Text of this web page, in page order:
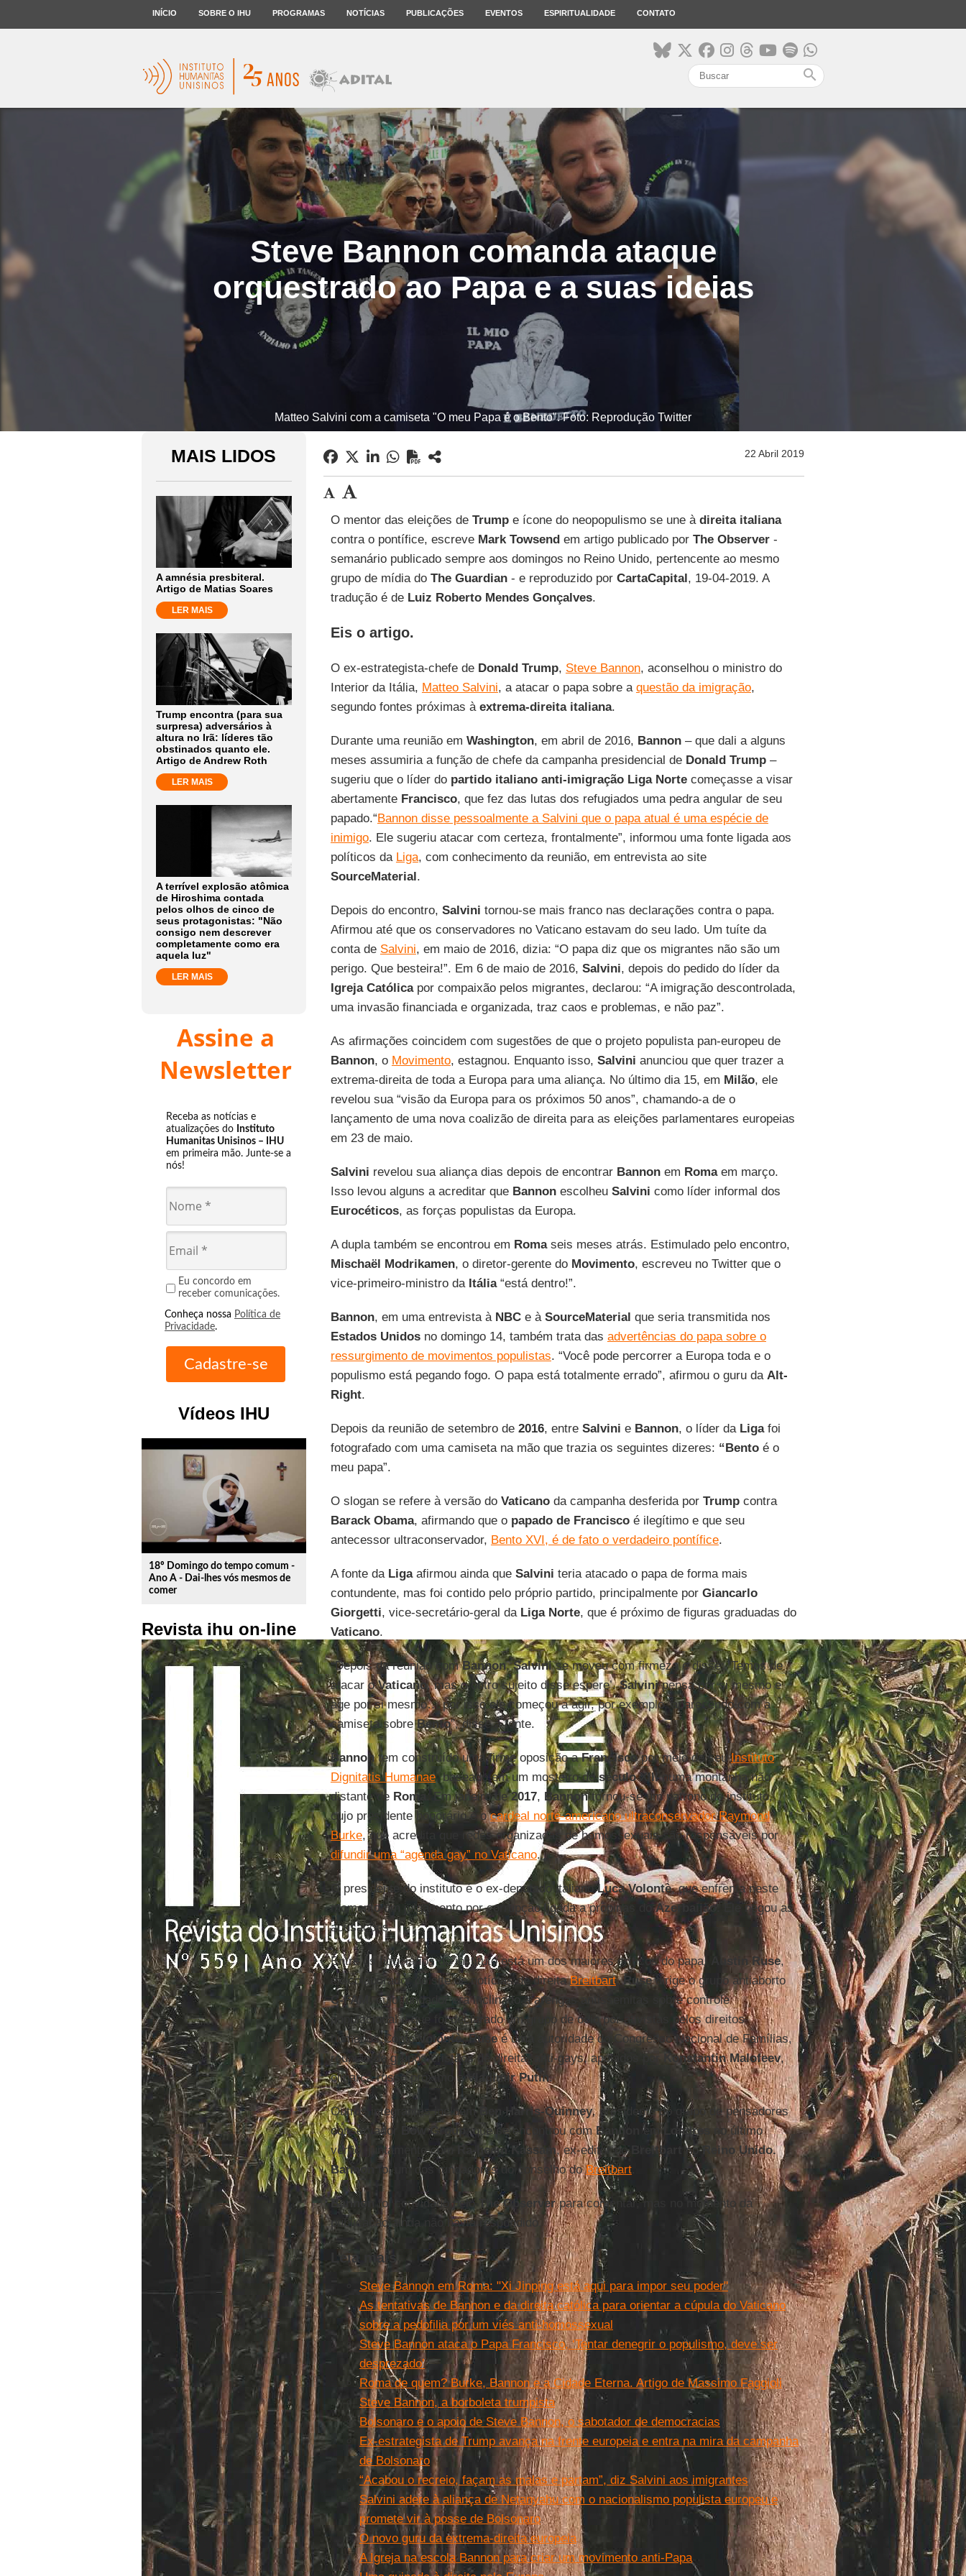
INÍCIO SOBRE O IHU PROGRAMAS NOTÍCIAS PUBLICAÇÕES EVENTOS ESPIRITUALIDADE CONTATO
search
Steve Bannon comanda ataque
orquestrado ao Papa e a suas ideias
Matteo Salvini com a camiseta "O meu Papa é o Bento". Foto: Reprodução Twitter
MAIS LIDOS
A amnésia presbiteral.
Artigo de Matias Soares
LER MAIS
Trump encontra (para sua
surpresa) adversários à
altura no Irã: líderes tão
obstinados quanto ele.
Artigo de Andrew Roth
LER MAIS
A terrível explosão atômica
de Hiroshima contada
pelos olhos de cinco de
seus protagonistas: "Não
consigo nem descrever
completamente como era
aquela luz"
LER MAIS
Assine a
Newsletter
Receba as notícias e
atualizações do Instituto
Humanitas Unisinos – IHU
em primeira mão. Junte-se a
nós!
Eu concordo em
receber comunicações.
Conheça nossa Política de
Privacidade.
Vídeos IHU
play_circle_outline
18º Domingo do tempo comum -
Ano A - Dai-lhes vós mesmos de
comer
Revista ihu on-line
22 Abril 2019
O mentor das eleições de Trumpe ícone do neopopulismo se une à direita italiana
contra o pontífice, escreve Mark Towsendem artigo publicado por The Observer-
semanário publicado sempre aos domingos no Reino Unido, pertencente ao mesmo
grupo de mídia do The Guardian- e reproduzido por CartaCapital, 19-04-2019. A
tradução é de Luiz Roberto Mendes Gonçalves.
Eis o artigo.
O ex-estrategista-chefe de Donald Trump, Steve Bannon, aconselhou o ministro do
Interior da Itália, Matteo Salvini, a atacar o papa sobre a questão da imigração,
segundo fontes próximas à extrema-direita italiana.
Durante uma reunião em Washington, em abril de 2016, Bannon– que dali a alguns
meses assumiria a função de chefe da campanha presidencial de Donald Trump–
sugeriu que o líder dopartido italiano anti-imigração Liga Nortecomeçasse a visar
abertamente Francisco, que fez das lutas dos refugiados uma pedra angular de seu
papado.“Bannon disse pessoalmente a Salvini que o papa atual é uma espécie de
inimigo. Ele sugeriu atacar com certeza, frontalmente”, informou uma fonte ligada aos
políticos da Liga, com conhecimento da reunião, em entrevista ao site
SourceMaterial.
Depois do encontro, Salvini tornou-se mais franco nas declarações contra o papa.
Afirmou até que os conservadores no Vaticano estavam do seu lado. Um tuíte da
conta de Salvini, em maio de 2016, dizia: “O papa diz que os migrantes não são um
perigo. Que besteira!”. Em 6 de maio de 2016, Salvini, depois do pedido do líder da
Igreja Católicapor compaixão pelos migrantes, declarou: “A imigração descontrolada,
uma invasão financiada e organizada, traz caos e problemas, e não paz”.
As afirmações coincidem com sugestões de que o projeto populista pan-europeu de
Bannon, o Movimento, estagnou. Enquanto isso, Salvini anunciou que quer trazer a
extrema-direita de toda a Europa para uma aliança. No último dia 15, em Milão, ele
revelou sua “visão da Europa para os próximos 50 anos”, chamando-a de o
lançamento de uma nova coalizão de direita para as eleições parlamentares europeias
em 23 de maio.
Salvini revelou sua aliança dias depois de encontrar Bannonem Romaem março.
Isso levou alguns a acreditar que Bannonescolheu Salvini como líder informal dos
Eurocéticos, as forças populistas da Europa.
A dupla também se encontrou em Romaseis meses atrás. Estimulado pelo encontro,
Mischaël Modrikamen, o diretor-gerente do Movimento, escreveu no Twitter que o
vice-primeiro-ministro da Itália“está dentro!”.
Bannon, em uma entrevista à NBCe à SourceMaterial que seria transmitida nos
Estados Unidosno domingo 14, também trata das advertências do papa sobre o
ressurgimento de movimentos populistas. “Você pode percorrer a Europa toda e o
populismo está pegando fogo. O papa está totalmente errado”, afirmou o guru da Alt-
Right.
Depois da reunião de setembro de 2016, entre Salvini e Bannon, o líder da Ligafoi
fotografado com uma camiseta na mão que trazia os seguintes dizeres: “Bentoé o
meu papa”.
O slogan se refere à versão do Vaticanoda campanha desferida por Trumpcontra
Barack Obama, afirmando que o papado de Franciscoé ilegítimo e que seu
antecessor ultraconservador, Bento XVI, é de fato o verdadeiro pontífice.
A fonte da Ligaafirmou ainda que Salvini teria atacado o papa de forma mais
contundente, mas foi contido pelo próprio partido, principalmente por Giancarlo
Giorgetti, vice-secretário-geral da Liga Norte, que é próximo de figuras graduadas do
Vaticano.
“Depois da reunião comBannon,Salvinise moveu com firmeza e disse: ‘Temos de
atacar oVaticano, mas o outro sujeito disse espere’.Salvinipensa por si mesmo e
age por si mesmo… por isso ele começou a agir, por exemplo, aparecendo com a
camiseta sobreBento”, disse a fonte.
Bannontem construído uma firme oposição aFranciscopor meio de seuInstituto
Dignitatis Humanae, baseado em um mosteiro doséculo XIIInuma montanha não
distante de Roma . Em janeiro de2017, Bannontornou-se um patrono do instituto,
cujo presidente honorário é ocardeal norte-americano ultraconservador Raymond
Burke, que acredita que redes organizadas de homossexuais são responsáveis por
difundir uma “agenda gay” no Vaticano.
O presidente do instituto é o ex-deputado italianoLuca Volontè, que enfrenta neste
momento um julgamento por corrupção ligada a propinas doAzerbaijão.
Ele negou as
acusações.
Entre os fiduciários do instituto está um dos maiores críticos do papa, Austin Ruse,
ex-colaborador do site de notícias de direitaBreitbart. Rusedirige o grupo antiaborto
C-FAM
, cujo fundador era inclinado a arengas antissemitas sobre controle
populacional e que foi declarado um grupo de ódio por ativistas pelos direitos
humanos.ComoVolontè,Ruseé uma autoridade do Congresso Nacional de Famílias,
reunião de grupos cristãos de direita, anti-gays, apoiados por
Konstantin Malofeev,
oligarca russo próximo aVladimir Putin.
Outros integrantes incluem Ben Harris-Quinney, presidente do grupo de pensadores
conservador
Bow Group , que se encontrou comBannon emLondres
no último
verão, juntamente com
Ra-heem Kassam, ex-editor do Breitbart noReino Unido.
Bannon
foi um dos fundadores do conselho doBreitbart.
Bannon foi convidado pelo The Observerpara comentar, mas no momento da
publicação ainda não havia respondido.
Leia mais
Steve Bannon em Roma: "Xi Jinping está aqui para impor seu poder"
As tentativas de Bannon e da direita católica para orientar a cúpula do Vaticano
sobre a pedofilia por um viés anti-homossexual
Steve Bannon ataca o Papa Francisco, ‘Tentar denegrir o populismo, deve ser
desprezado’
Roma de quem? Burke, Bannon e a Cidade Eterna. Artigo de Massimo Faggioli
Steve Bannon, a borboleta trumpista
Bolsonaro e o apoio de Steve Bannon, o sabotador de democracias
Ex-estrategista de Trump avança na frente europeia e entra na mira da campanha
de Bolsonaro
“Acabou o recreio, façam as malas e partam”, diz Salvini aos imigrantes
Salvini adere à aliança de Netanyahu com o nacionalismo populista europeu e
promete vir à posse de Bolsonaro
O novo guru da extrema-direita europeia
A Igreja na escola Bannon para criar um movimento anti-Papa